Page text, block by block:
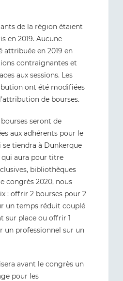
de la région étaient
en 2019. Aucune
attribuée en 2019 en
contraignantes et
aux sessions. Les
ont été modifiées
de bourses.
seront de
aux adhérents pour le
se tiendra à Dunkerque
qui aura pour titre
bibliothèques
congrès 2020, nous
: offrir 2 bourses pour 2
un temps réduit couplé
sur place ou offrir 1
un professionnel sur un
avant le congrès un
pour les